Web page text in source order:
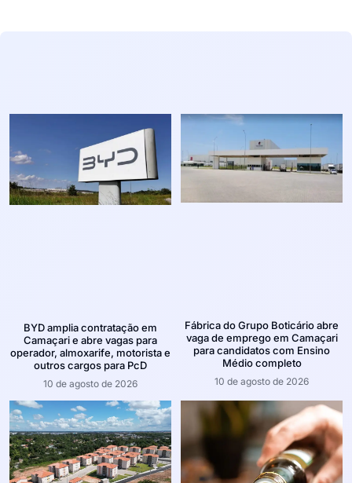
BYD amplia contratação em
Camaçari e abre vagas para
operador, almoxarife, motorista e
outros cargos para PcD
10 de agosto de 2026
Fábrica do Grupo Boticário abre
vaga de emprego em Camaçari
para candidatos com Ensino
Médio completo
10 de agosto de 2026